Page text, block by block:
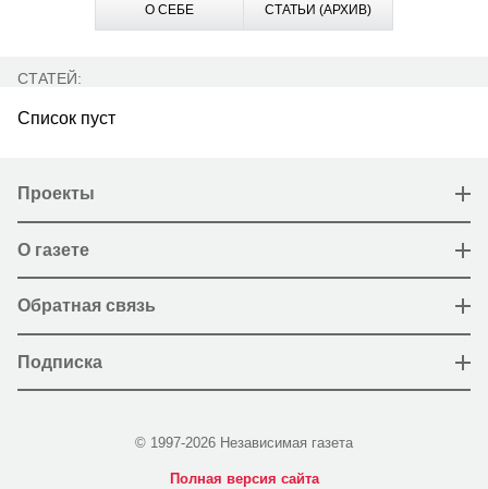
О СЕБЕ СТАТЬИ (АРХИВ)
СТАТЕЙ:
Список пуст
Проекты
О газете
Обратная связь
Подписка
© 1997-2026 Независимая газета
Полная версия сайта